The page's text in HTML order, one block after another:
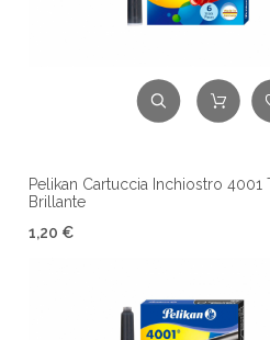
Pelikan Cartuccia Inchiostro
Brillante
1,20 €